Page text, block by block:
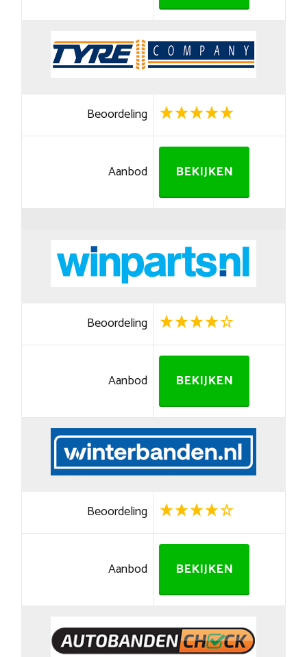
Beoordeling
Aanbod BEKIJKEN
Beoordeling
Aanbod BEKIJKEN
Beoordeling
Aanbod BEKIJKEN